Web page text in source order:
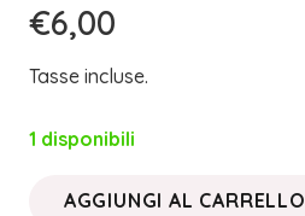
€6,00
Tasse incluse.
1 disponibili
AGGIUNGI AL CARRELLO